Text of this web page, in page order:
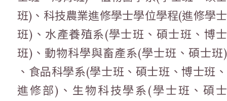
班)、科技農業進修學士學位學程(進修學士
班)、水產養殖系(學士班、碩士班、博士
班)、動物科學與畜產系(學士班、碩士班)
、食品科學系(學士班、碩士班、博士班、
進修部)、生物科技學系(學士班、碩士